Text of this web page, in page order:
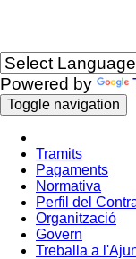
Powered by
Toggle navigation
Tramits
Pagaments
Normativa
Perfil del
Organització
Govern
Treballa a